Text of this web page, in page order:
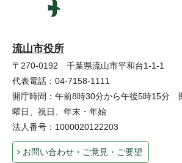
流山市役所
〒270-0192 千葉県流山市平和台1-1-1
代表電話：04-7158-1111
開庁時間：午前8時30分から午後5時15分
曜日、祝日、年末・年始
法人番号：1000020122203
お問い合わせ・ご意見・ご要望